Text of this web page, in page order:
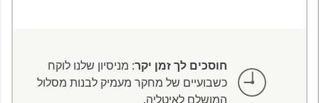
חוסכים לך זמן יקר: מניסיון שלנו לוקח
כשבועיים של מחקר מעמיק לבנות מסלול
המושלם לאיטליה.